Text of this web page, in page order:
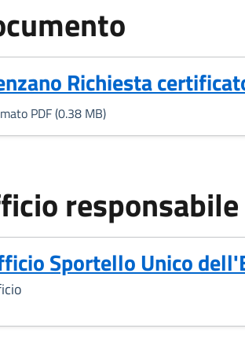
Richiesta
PDF, 0.38 MB)
PDF (0.38 MB)
Sportello Unico